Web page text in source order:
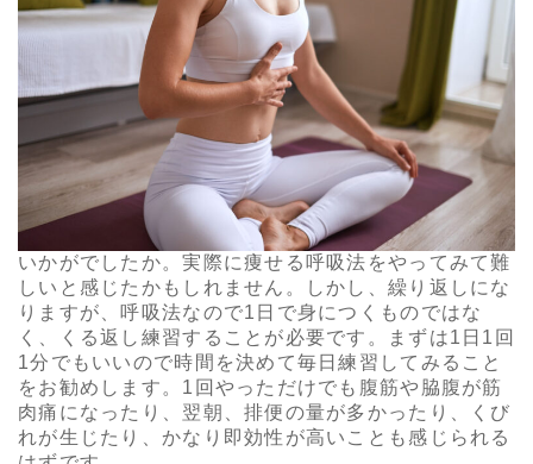
いかがでしたか。実際に痩せる呼吸法をやってみて難
しいと感じたかもしれません。しかし、繰り返しにな
りますが、呼吸法なので1日で身につくものではな
く、くる返し練習することが必要です。まずは1日1回
1分でもいいので時間を決めて毎日練習してみること
をお勧めします。1回やっただけでも腹筋や脇腹が筋
肉痛になったり、翌朝、排便の量が多かったり、くび
れが生じたり、かなり即効性が高いことも感じられる